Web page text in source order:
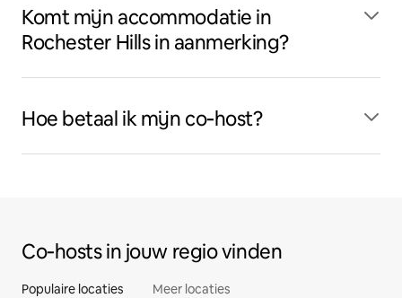
Komt mijn accommodatie in
Rochester Hills in aanmerking?
Hoe betaal ik mijn co‑host?
Co‑hosts in jouw regio vinden
Populaire locaties Meer locaties